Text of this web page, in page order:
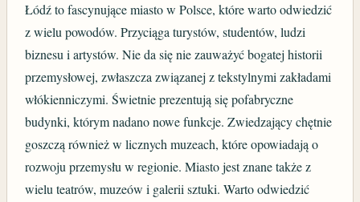
Łódź to fascynujące miasto w Polsce, które warto odwiedzić
z wielu powodów. Przyciąga turystów, studentów, ludzi
biznesu i artystów. Nie da się nie zauważyć bogatej historii
przemysłowej, zwłaszcza związanej z tekstylnymi zakładami
włókienniczymi. Świetnie prezentują się pofabryczne
budynki, którym nadano nowe funkcje. Zwiedzający chętnie
goszczą również w licznych muzeach, które opowiadają o
rozwoju przemysłu w regionie. Miasto jest znane także z
wielu teatrów, muzeów i galerii sztuki. Warto odwiedzić